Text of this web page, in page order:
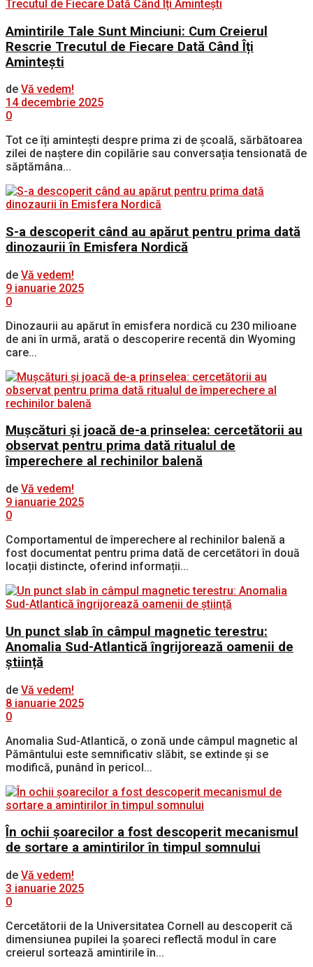
Amintirile Tale Sunt Minciuni: Cum Creierul
Rescrie Trecutul de Fiecare Dată Când Îți
Amintești
de Vă vedem!
14 decembrie 2025
0
Tot ce îți amintești despre prima zi de școală, sărbătoarea
zilei de naștere din copilărie sau conversația tensionată de
săptămâna...
S-a descoperit când au apărut pentru prima dată
dinozaurii în Emisfera Nordică
de Vă vedem!
9 ianuarie 2025
0
Dinozaurii au apărut în emisfera nordică cu 230 milioane
de ani în urmă, arată o descoperire recentă din Wyoming
care...
Mușcături și joacă de-a prinselea: cercetătorii au
observat pentru prima dată ritualul de
împerechere al rechinilor balenă
de Vă vedem!
9 ianuarie 2025
0
Comportamentul de împerechere al rechinilor balenă a
fost documentat pentru prima dată de cercetători în două
locații distincte, oferind informații...
Un punct slab în câmpul magnetic terestru:
Anomalia Sud-Atlantică îngrijorează oamenii de
știință
de Vă vedem!
8 ianuarie 2025
0
Anomalia Sud-Atlantică, o zonă unde câmpul magnetic al
Pământului este semnificativ slăbit, se extinde și se
modifică, punând în pericol...
În ochii șoarecilor a fost descoperit mecanismul
de sortare a amintirilor în timpul somnului
de Vă vedem!
3 ianuarie 2025
0
Cercetătorii de la Universitatea Cornell au descoperit că
dimensiunea pupilei la șoareci reflectă modul în care
creierul sortează amintirile în...